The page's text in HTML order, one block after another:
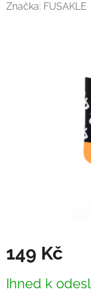
Značka: FUSAKLE
149 Kč
cena:
Ihned k